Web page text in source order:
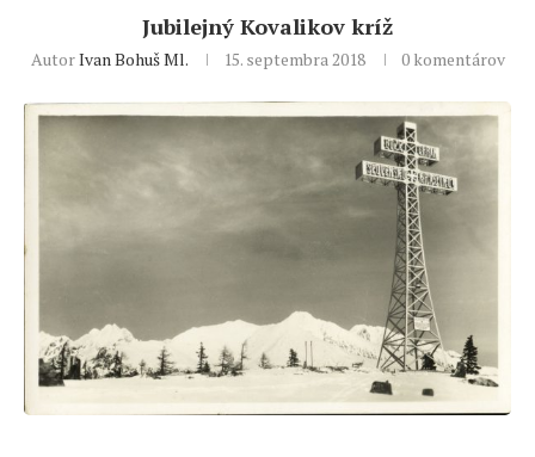
Jubilejný Kovalikov kríž
AutorIvan Bohuš Ml. 15. septembra 2018 0 komentárov